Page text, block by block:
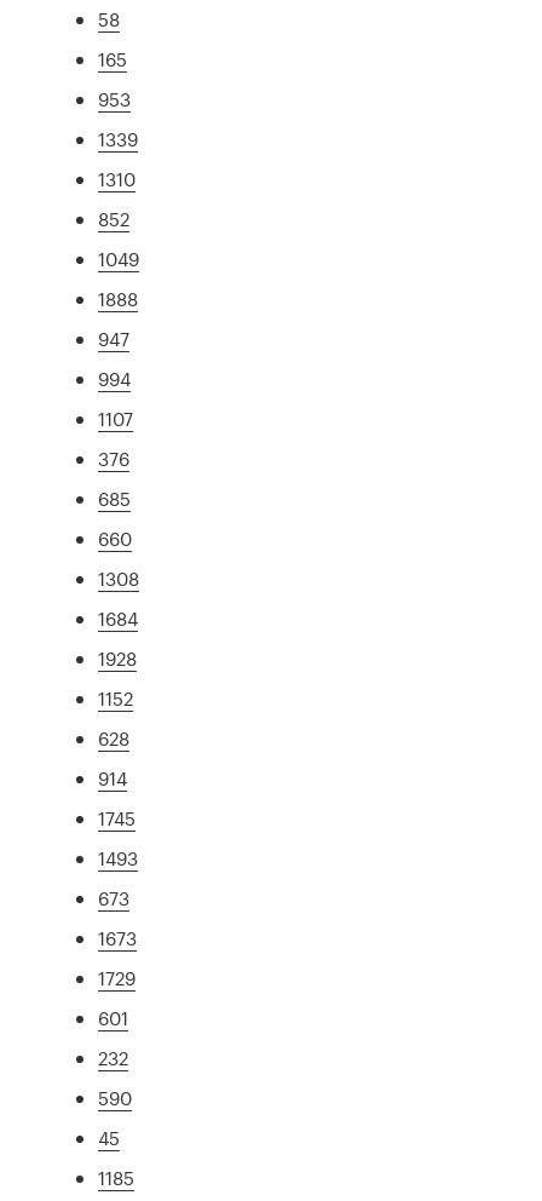
58
165
953
1339
1310
852
1049
1888
947
994
1107
376
685
660
1308
1684
1928
1152
628
914
1745
1493
673
1673
1729
601
232
590
45
1185